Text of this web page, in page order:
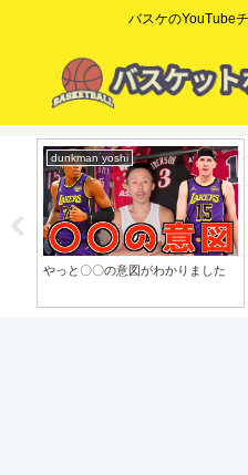
バスケのYouTube
dunkman yoshi
やっと〇〇の意図がわかりました